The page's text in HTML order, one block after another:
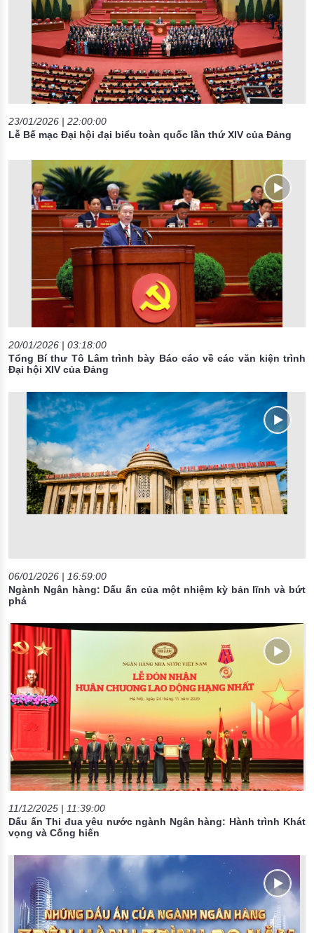
23/01/2026 | 22:00:00
Lễ Bế mạc Đại hội đại biểu toàn quốc lần thứ XIV của Đảng
20/01/2026 | 03:18:00
Tổng Bí thư Tô Lâm trình bày Báo cáo về các văn kiện trình
Đại hội XIV của Đảng
06/01/2026 | 16:59:00
Ngành Ngân hàng: Dấu ấn của một nhiệm kỳ bản lĩnh và bứt
phá
11/12/2025 | 11:39:00
Dấu ấn Thi đua yêu nước ngành Ngân hàng: Hành trình Khát
vọng và Cống hiến